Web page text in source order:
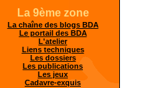
La 9ème zone
La chaîne des blogs BDA
Le portail des BDA
L'atelier
Liens techniques
Les dossiers
Les publications
Les jeux
Cadavre-exquis